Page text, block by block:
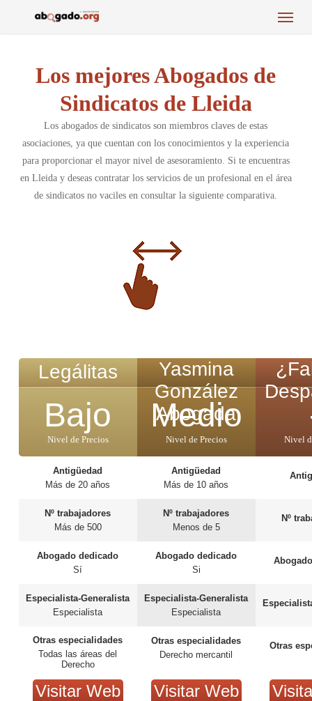
Menu
Los mejores Abogados de
Sindicatos de Lleida
Los abogados de sindicatos son miembros claves de estas
asociaciones, ya que cuentan con los conocimientos y la experiencia
para proporcionar el mayor nivel de asesoramiento. Si te encuentras
en Lleida y deseas contratar los servicios de un profesional en el área
de sindicatos no vaciles en consultar la siguiente comparativa.
Legálitas
Bajo
Nivel de Precios
Antigüedad
Más de 20 años
Nº trabajadores
Más de 500
Abogado dedicado
Sí
Especialista-Generalista
Especialista
Otras especialidades
Todas las áreas del
Derecho
Visitar Web
Yasmina
González
Abogada
Medio
Nivel de Precios
Antigüedad
Más de 10 años
Nº trabajadores
Menos de 5
Abogado dedicado
Si
Especialista-Generalista
Especialista
Otras especialidades
Derecho mercantil
Visitar Web
Nivel
Nº
Otras